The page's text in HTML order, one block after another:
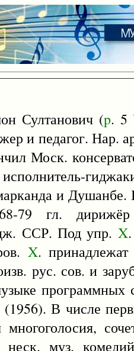
Султанович (p. 5
и педагог.
Моск.
и
79 гл. дирижёр
ССР. Под упр. X
X.
рус. сов. и
(1956). В числе
муз.